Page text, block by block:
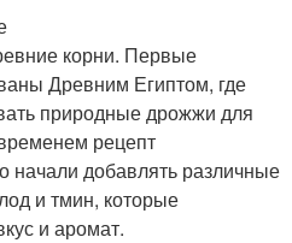
корни. Первые
Древним Египтом, где
природные дрожжи для
рецепт
начали добавлять различные
и тмин, которые
и аромат.